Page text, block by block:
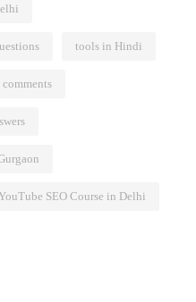
tools in Hindi
comments
SEO Course in Delhi